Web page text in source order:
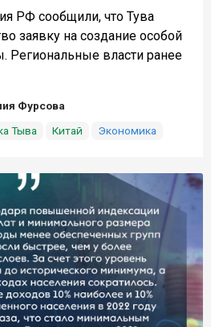
РФ сообщили, что Тува
заявку на создание особой
Региональные власти ранее
Фурсова
Тыва Китай Экономика